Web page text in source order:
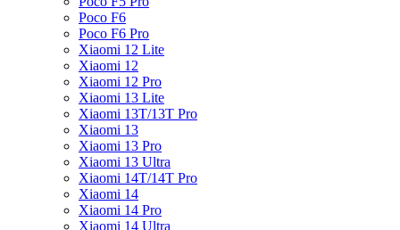
Poco F6
Poco F6 Pro
Xiaomi 12 Lite
Xiaomi 12
Xiaomi 12 Pro
Xiaomi 13 Lite
Xiaomi 13T/13T Pro
Xiaomi 13
Xiaomi 13 Pro
Xiaomi 13 Ultra
Xiaomi 14T/14T Pro
Xiaomi 14
Xiaomi 14 Pro
Xiaomi 14 Ultra